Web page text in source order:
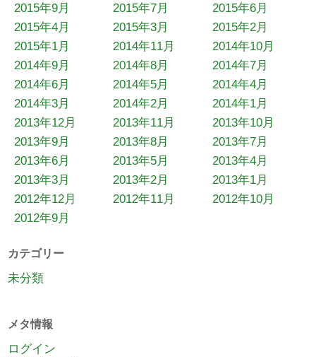
2015年9月
2015年7月
2015年6月
2015年4月
2015年3月
2015年2月
2015年1月
2014年11月
2014年10月
2014年9月
2014年8月
2014年7月
2014年6月
2014年5月
2014年4月
2014年3月
2014年2月
2014年1月
2013年12月
2013年11月
2013年10月
2013年9月
2013年8月
2013年7月
2013年6月
2013年5月
2013年4月
2013年3月
2013年2月
2013年1月
2012年12月
2012年11月
2012年10月
2012年9月
カテゴリー
未分類
メタ情報
ログイン